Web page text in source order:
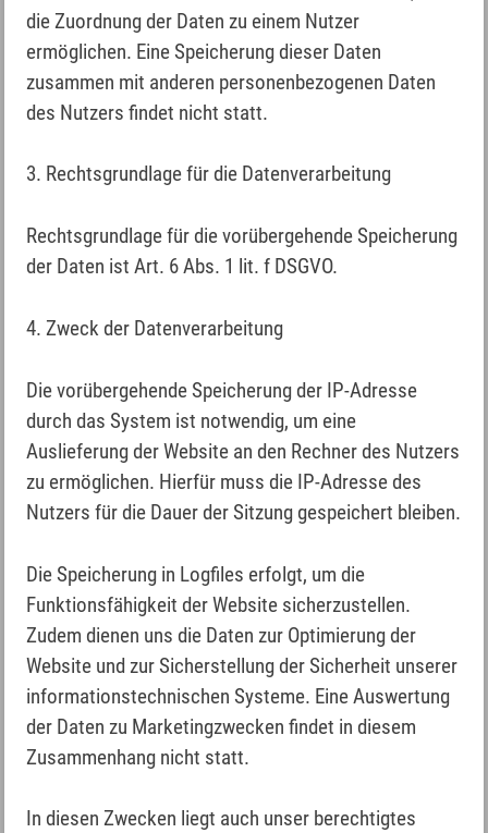
die Zuordnung der Daten zu einem Nutzer
ermöglichen. Eine Speicherung dieser Daten
zusammen mit anderen personenbezogenen Daten
des Nutzers findet nicht statt.
3. Rechtsgrundlage für die Datenverarbeitung
Rechtsgrundlage für die vorübergehende Speicherung
der Daten ist Art. 6 Abs. 1 lit. f DSGVO.
4. Zweck der Datenverarbeitung
Die vorübergehende Speicherung der IP-Adresse
durch das System ist notwendig, um eine
Auslieferung der Website an den Rechner des Nutzers
zu ermöglichen. Hierfür muss die IP-Adresse des
Nutzers für die Dauer der Sitzung gespeichert bleiben.
Die Speicherung in Logfiles erfolgt, um die
Funktionsfähigkeit der Website sicherzustellen.
Zudem dienen uns die Daten zur Optimierung der
Website und zur Sicherstellung der Sicherheit unserer
informationstechnischen Systeme. Eine Auswertung
der Daten zu Marketingzwecken findet in diesem
Zusammenhang nicht statt.
In diesen Zwecken liegt auch unser berechtigtes